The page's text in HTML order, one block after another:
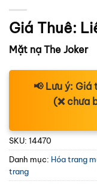
Giá Thuê:
Mặt nạ The Joker
📢 Lưu ý: Giá
(❌ chưa
SKU: 14470
Danh mục: Hóa trang
trang